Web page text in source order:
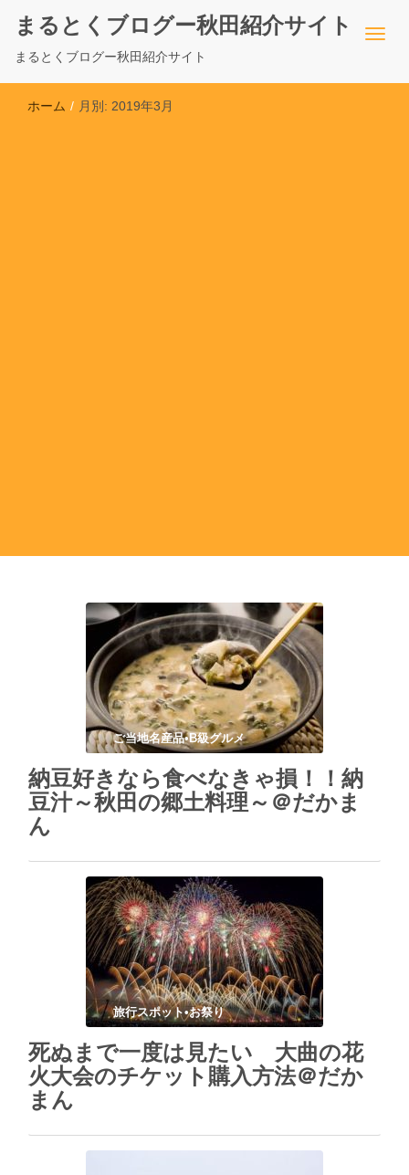
まるとくブログー秋田紹介サイト
まるとくブログー秋田紹介サイト
ホーム / 月別: 2019年3月
ご当地名産品•B級グルメ
納豆好きなら食べなきゃ損！！納
豆汁～秋田の郷土料理～＠だかま
ん
旅行スポット•お祭り
死ぬまで一度は見たい 大曲の花
火大会のチケット購入方法＠だか
まん